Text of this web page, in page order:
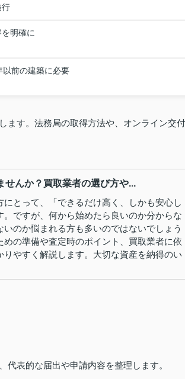
行
明確に
以前の建築に必要
ます。法務局の取得方法や、オンライン交付
せんか？買取業者の選び方や...
とって、「できるだけ高く、しかも安心し
ですが、何から始めたら良いのか分からな
のか悩まれる方も多いのではないでしょう
の準備や査定時のポイント、買取業者に依
やすく解説します。大切な資産を納得のい
表的な届出や申請内容を整理します。